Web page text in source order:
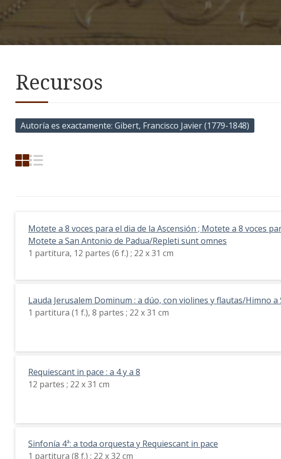
Recursos
Autoría es exactamente Gibert, Francisco Javier (1779-1848)
Motete a 8 voces para el dia de la Ascensión ; Motete a 8 voces
Motete a San Antonio de Padua/Repleti sunt omnes
1 partitura, 12 partes (6 f.) ; 22 x 31 cm
Lauda Jerusalem Dominum : a dúo, con violines y flautas/Himno a
1 partitura (1 f.), 8 partes ; 22 x 31 cm
Requiescant in pace : a 4 y a 8
12 partes ; 22 x 31 cm
Sinfonía 4ª: a toda orquesta y Requiescant in pace
1 partitura (8 f.) ; 22 x 32 cm